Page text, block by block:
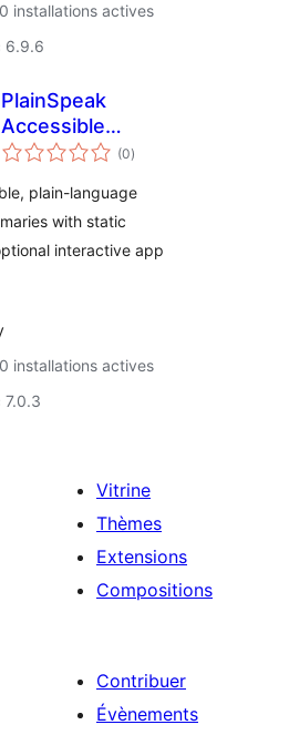
installations actives
6.9.6
PlainSpeak
Accessible
Geospatial
(0notes
en
)
plain-language
with static
interactive app
installations actives
7.0.3
Vitrine
Thèmes
Extensions
Compositions
Contribuer
Évènements